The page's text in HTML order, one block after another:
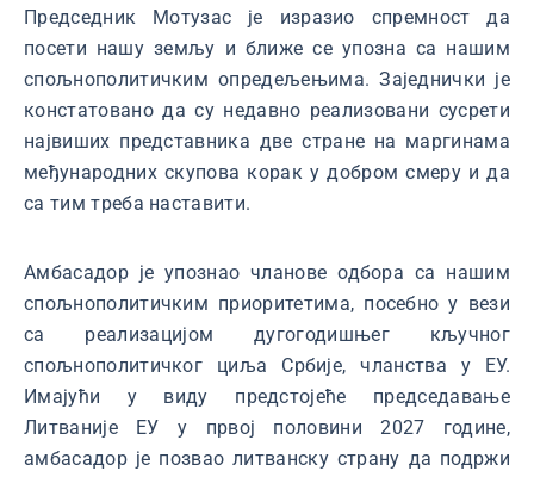
Председник Мотузас је изразио спремност да
посети нашу земљу и ближе се упозна са нашим
спољнополитичким опредељењима. Заједнички је
констатовано да су недавно реализовани сусрети
највиших представника две стране на маргинама
међународних скупова корак у добром смеру и да
са тим треба наставити.
Амбасадор је упознао чланове одбора са нашим
спољнополитичким приоритетима, посебно у вези
са реализацијом дугогодишњег кључног
спољнополитичког циља Србије, чланства у ЕУ.
Имајући у виду предстојеће председавање
Литваније ЕУ у првој половини 2027 године,
амбасадор је позвао литванску страну да подржи